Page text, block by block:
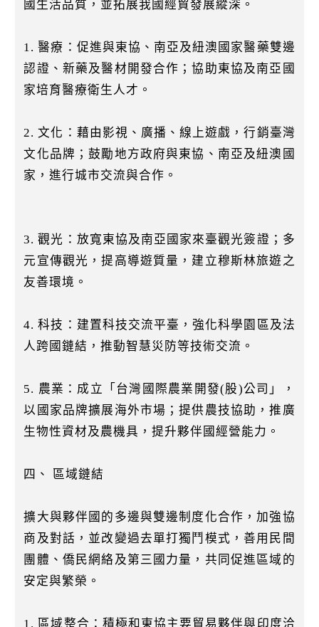
國生活品質，並拓展我國經貿發展縱深。
1. 醫療：促進與東協、南亞及紐澳國家醫藥雙邊
認證、新藥及醫材開發合作；協助東協及南亞國
家培育醫療衛生人才。
2. 文化：藉由影視、廣播、線上遊戲，行銷臺灣
文化品牌；鼓勵地方政府與東協、南亞及紐澳國
家，進行城市交流與合作。
3. 觀光：放寬東協及南亞國家來臺觀光簽證；多
元宣傳觀光，提高導遊質量，建立穆斯林旅遊之
友善環境。
4. 科技：建置科技交流平臺，強化科學園區及法
人跨國鏈結，推動智慧災防等技術交流。
5. 農業：成立「台灣國際農業開發(股)公司」，
以國家品牌擴展海外市場；提供農技協助，推廣
生物性資材及農機具，提升夥伴國經營能力。
四、 區域鏈結
擴大與夥伴國的多邊與雙邊制度化合作，加強協
商及對話，並改變過去單打獨鬥模式，善用民間
團體、僑民網絡及第三國力量，共同促進區域的
安定與繁榮。
1. 區域整合：積極和東協主要貿易夥伴與印度洽